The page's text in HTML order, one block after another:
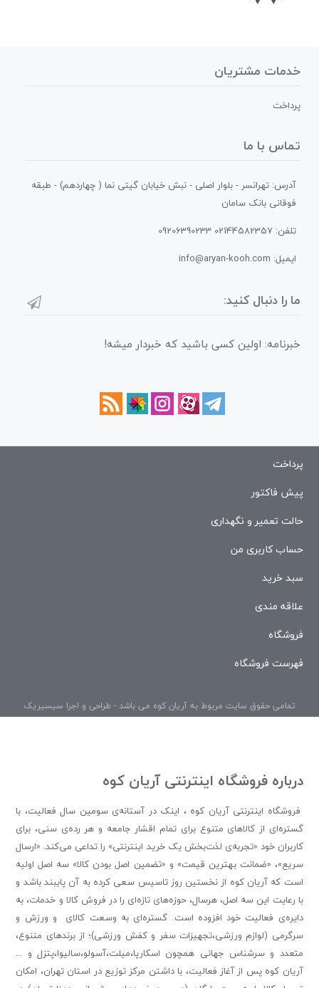
خدمات مشتریان
پرداخت
تماس با ما
آدرس: تهرانسر - بلوار اصلی - نبش خیابان گیتی نما ( چهاردهم) - طبقه
فوقانی بانک سامان
تلفن: 02144582357 09206390233
ایمیل: info@aryan-kooh.com
ما را دنبال کنید:
خبرنامه: اولین کسی باشید که خبردار میشه!
پرداخت
پیش فاکتور
حالت تعمیر و نگهداری
حساب کاربری من
سبد خرید
علاقه مندی
فروشگاه
فهرست فروشگاه
تمامی حقوق سایت مربوط به آریان کوه می باشد - طراحی و اجرا سیسیریک
درباره فروشگاه اینترنتی آریان کوه
فروشگاه اینترنتی آریان کوه ، اینک در آستانه‌ی سومین سال فعالیت، با
گستره‌ای از کالاهای متنوع برای تمام اقشار جامعه و هر رده‌ی سنی، برای
کاربران خود «تجربه‌ی لذت‌بخش یک خرید اینترنتی» را تداعی می‌کند. «ارسال
سریع»، «ضمانت بهترین قیمت» و «تضمین اصل بودن کالا» سه اصل اولیه
است که آریان کوه از نخستین روز تاسیس سعی کرده به آن پایبند باشد و
با رعایت این سه اصل، هرسال، حوزه‌های تازه‌ای را در فروش کالا و خدمات، به
دایره‌ی فعالیت خود افزوده است. گستره‌ای به وسعت کالای و ورزش و
سرگرمی (لوازم ورزشی،تجهیزات سفر و کفش ورزشی)؛ از برندهای متنوع،
متعدد و سرشناس جهانی همچون اسکارپا،میلت،آسولو،سالیوا،پتزل و ...
آریان کوه پس از آغاز فعالیت، با داشتن مرکز توزیع در استان تهران، امکان